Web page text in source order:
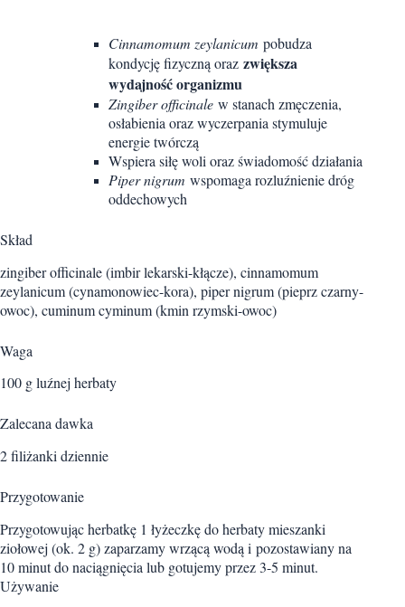
Cinnamomum zeylanicum pobudza
kondycję fizyczną oraz zwiększa
wydajność organizmu
Zingiber officinale w stanach zmęczenia,
osłabienia oraz wyczerpania stymuluje
energie twórczą
Wspiera siłę woli oraz świadomość działania
Piper nigrum wspomaga rozluźnienie dróg
oddechowych
Skład
zingiber officinale (imbir lekarski-kłącze), cinnamomum
zeylanicum (cynamonowiec-kora), piper nigrum (pieprz czarny-
owoc), cuminum cyminum (kmin rzymski-owoc)
Waga
100 g luźnej herbaty
Zalecana dawka
2 filiżanki dziennie
Przygotowanie
Przygotowując herbatkę 1 łyżeczkę do herbaty mieszanki
ziołowej (ok. 2 g) zaparzamy wrzącą wodą i pozostawiany na
10 minut do naciągnięcia lub gotujemy przez 3-5 minut.
Używanie